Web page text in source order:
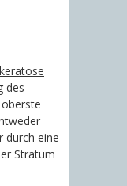
des
durch eine
Stratum